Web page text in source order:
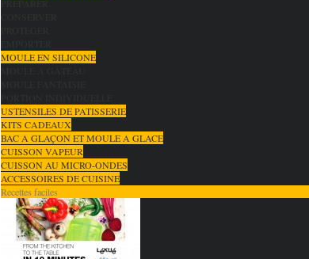
MOULE EN SILICONE
USTENSILES DE PATISSERIE
KITS CADEAUX
BAC A GLAÇON ET MOULE A GLACE
CUISSON VAPEUR
CUISSON AU MICRO-ONDES
ACCESSOIRES DE CUISINE
Recettes faciles